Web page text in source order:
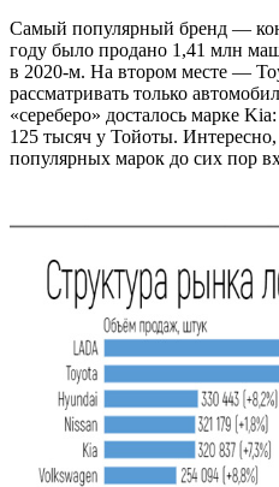
Самый популярный бренд —
году было продано 1,41 млн
в 2020-м. На втором месте —
рассматривать только
«сереберо» досталось марке
125 тысяч у Тойоты.
популярных марок до сих пор